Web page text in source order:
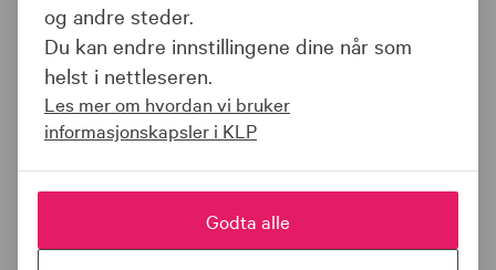
Kommune eller bedrifts­navn
Organisasjons­nummer
KONTAKTINFORMASJON FOR ADMINISTRATOR AV
og andre steder.
Du kan endre innstillingene dine når som
helst i nettleseren.
Les mer om hvordan vi bruker
informasjonskapsler i KLP
Godta alle